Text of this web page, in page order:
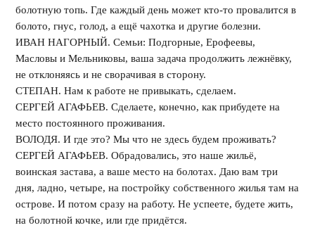
болотную топь. Где каждый день может кто-то провалится в
болото, гнус, голод, а ещё чахотка и другие болезни.
ИВАН НАГОРНЫЙ. Семьи: Подгорные, Ерофеевы,
Масловы и Мельниковы, ваша задача продолжить лежнёвку,
не отклоняясь и не сворачивая в сторону.
СТЕПАН. Нам к работе не привыкать, сделаем.
СЕРГЕЙ АГАФЬЕВ. Сделаете, конечно, как прибудете на
место постоянного проживания.
ВОЛОДЯ. И где это? Мы что не здесь будем проживать?
СЕРГЕЙ АГАФЬЕВ. Обрадовались, это наше жильё,
воинская застава, а ваше место на болотах. Даю вам три
дня, ладно, четыре, на постройку собственного жилья там на
острове. И потом сразу на работу. Не успеете, будете жить,
на болотной кочке, или где придётся.